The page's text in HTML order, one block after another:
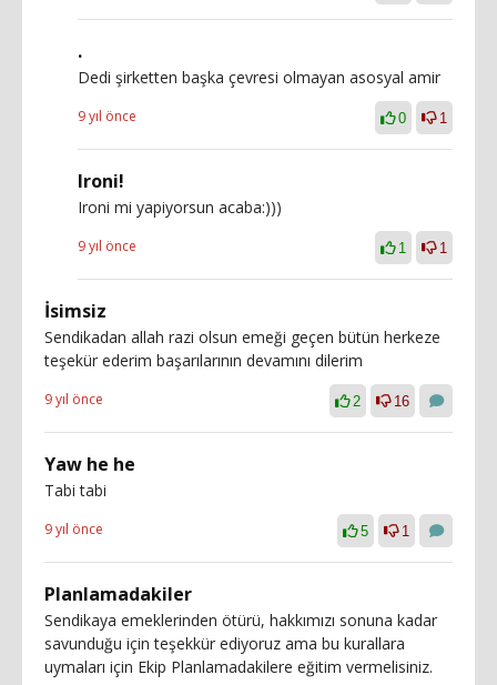
.
Dedi şirketten başka çevresi olmayan asosyal amir
9 yıl önce 0 1
Ironi!
Ironi mi yapiyorsun acaba:)))
9 yıl önce 1 1
İsimsiz
Sendikadan allah razi olsun emeği geçen bütün herkeze
teşekür ederim başarılarının devamını dilerim
9 yıl önce 2 16
Yaw he he
Tabi tabi
9 yıl önce 5 1
Planlamadakiler
Sendikaya emeklerinden ötürü, hakkımızı sonuna kadar
savunduğu için teşekkür ediyoruz ama bu kurallara
uymaları için Ekip Planlamadakilere eğitim vermelisiniz.